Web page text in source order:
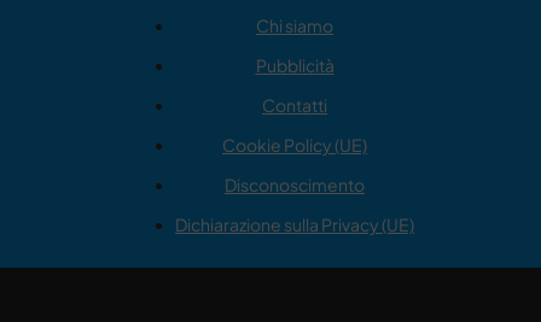
Chi siamo
Pubblicità
Contatti
Cookie Policy (UE)
Disconoscimento
Dichiarazione sulla Privacy (UE)